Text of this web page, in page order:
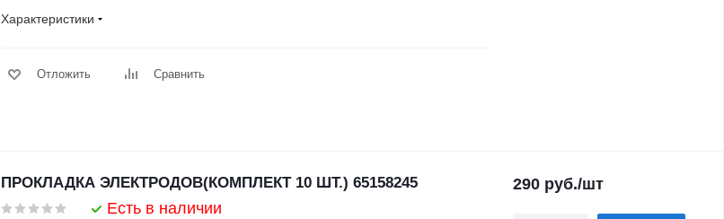
Характеристики
Отложить Сравнить
ПРОКЛАДКА ЭЛЕКТРОДОВ(КОМПЛЕКТ 10 ШТ.) 65158245
Есть в наличии
290 руб./шт